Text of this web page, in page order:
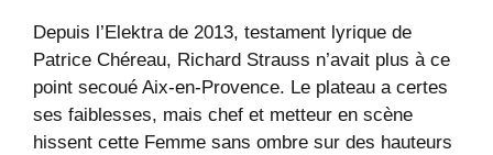
Depuis l’Elektra de 2013, testament lyrique de
Patrice Chéreau, Richard Strauss n’avait plus à ce
point secoué Aix-en-Provence. Le plateau a certes
ses faiblesses, mais chef et metteur en scène
hissent cette Femme sans ombre sur des hauteurs